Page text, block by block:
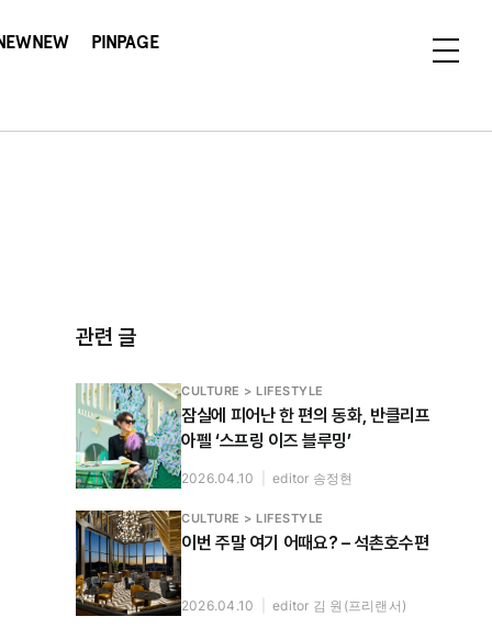
PINPAGE
관련 글
CULTURE > LIFESTYLE
잠실에 피어난 한 편의 동화, 반클리프
아펠 ‘스프링 이즈 블루밍’
2026.04.10 editor 송정현
CULTURE > LIFESTYLE
이번 주말 여기 어때요? – 석촌호수편
2026.04.10 editor 김 원(프리랜서)